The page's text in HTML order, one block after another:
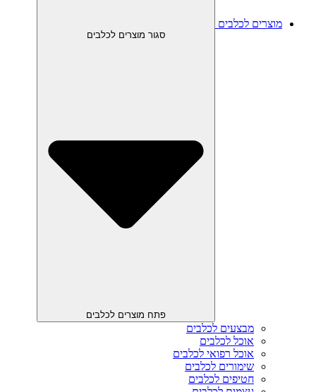
מוצרים לכלבים
סגור מוצרים לכלבים
פתח מוצרים לכלבים
מבצעים לכלבים
אוכל לכלבים
אוכל רפואי לכלבים
שימורים לכלבים
חטיפים לכלבים